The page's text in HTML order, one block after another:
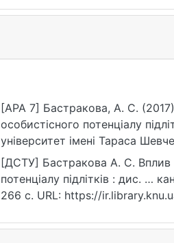
[APA 7] Бастракова, А. С.
особистісного потенціалу
університет імені Тараса
[ДСТУ] Бастракова А. С. Вплив
потенціалу підлітків : дис. …
266 с. URL: https://